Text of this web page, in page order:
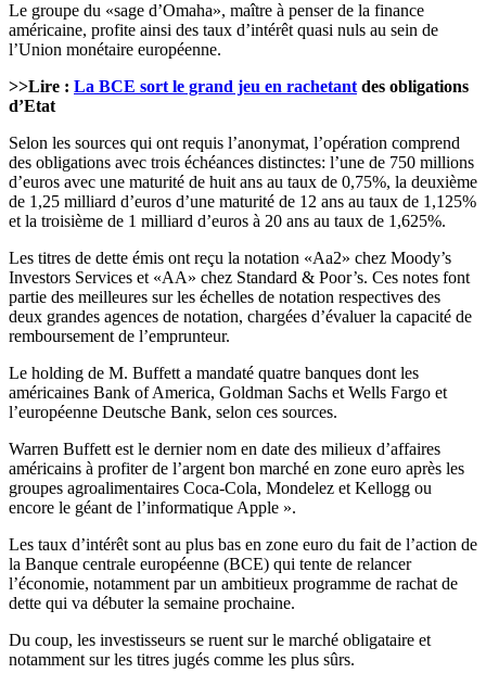
Le groupe du «sage d’Omaha», maître à penserde la finance
américaine, profite ainsi des taux d’intérêt quasi nuls au sein de
l’Union monétaire européenne.
>>Lire : La BCE sort le grand jeu en rachetant des obligations
d’Etat
Selon les sources qui ont requis l’anonymat, l’opération comprend
des obligations avec trois échéances distinctes: l’une de 750 millions
d’euros avec une maturité de huit ans au taux de 0,75%, la deuxième
de 1,25 milliard d’euros d’une maturité de 12 ans au taux de 1,125%
et la troisième de 1 milliard d’euros à 20 ans au taux de 1,625%.
Les titres de dette émis ont reçu la notation «Aa2» chez Moody’s
Investors Services et «AA» chez Standard & Poor’s. Ces notes font
partie des meilleures sur les échelles de notation respectives des
deux grandes agences de notation, chargées d’évaluerla capacité de
remboursement de l’emprunteur.
Le holding de M. Buffett a mandaté quatre banques dont les
américaines Bank of America, Goldman Sachs et Wells Fargo et
l’européenne Deutsche Bank, selon ces sources.
Warren Buffett est le dernier nom en date des milieux d’affaires
américains à profiterde l’argent bon marché en zone euro après les
groupes agroalimentaires Coca-Cola, Mondelez et Kellogg ou
encore le géant de l’informatique Apple ».
Les taux d’intérêt sont au plus bas en zone euro du fait de l’action de
la Banque centrale européenne (BCE) qui tente de relancer
l’économie, notamment par un ambitieux programme de rachat de
dette qui va débuterla semaine prochaine.
Du coup, les investisseurs se ruent sur le marché obligataire et
notamment sur les titres jugés comme les plus sûrs.